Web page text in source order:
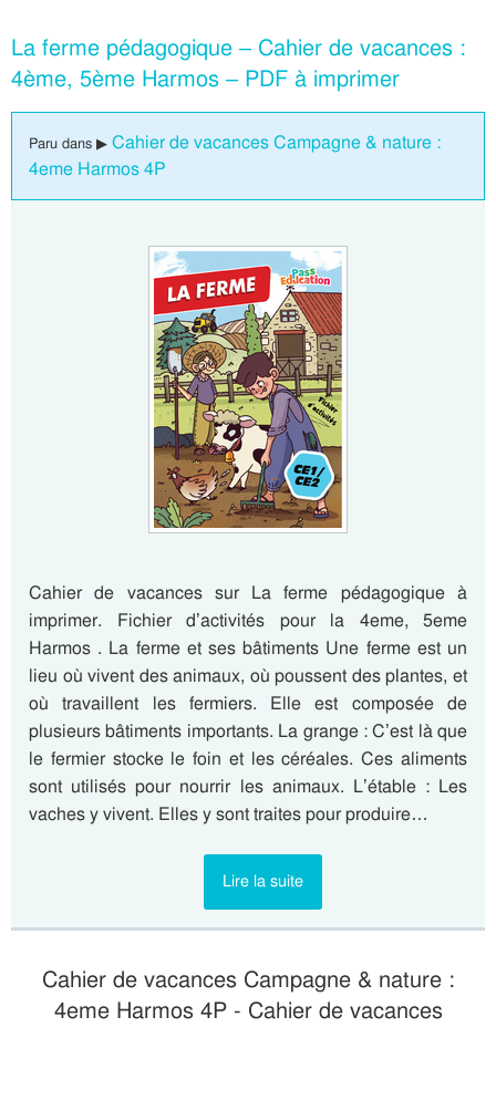
La ferme pédagogique – Cahier de vacances :
4ème, 5ème Harmos – PDF à imprimer
Paru dans ▶ Cahier de vacances Campagne & nature :
4eme Harmos 4P
Cahier de vacances sur La ferme pédagogique à
imprimer. Fichier d’activités pour la 4eme, 5eme
Harmos . La ferme et ses bâtiments Une ferme est un
lieu où vivent des animaux, où poussent des plantes, et
où travaillent les fermiers. Elle est composée de
plusieurs bâtiments importants. La grange : C’est là que
le fermier stocke le foin et les céréales. Ces aliments
sont utilisés pour nourrir les animaux. L’étable : Les
vaches y vivent. Elles y sont traites pour produire…
Lire la suite
Cahier de vacances Campagne & nature :
4eme Harmos 4P - Cahier de vacances